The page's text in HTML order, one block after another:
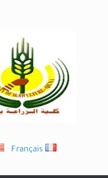
Français